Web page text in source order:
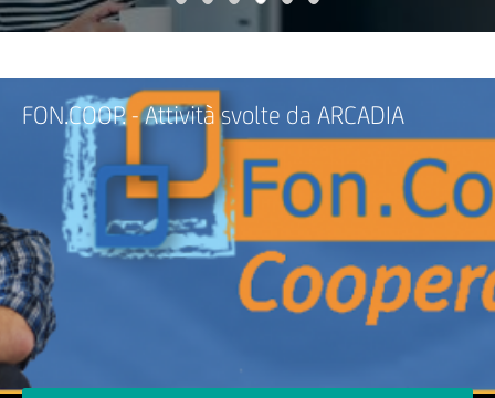
FON.COOP. - Attività svolte da ARCADIA